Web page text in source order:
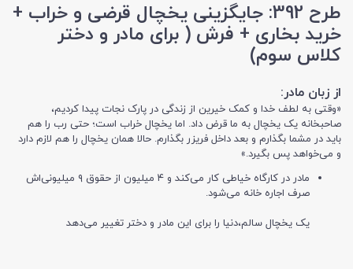
طرح 392: جایگزینی یخچال قرضی و خراب +
خرید بخاری + فرش ( برای مادر و دختر
کلاس سوم)
از زبان مادر:
«وقتی به لطف خدا و کمک خیرین از زندگی در پارک نجات پیدا کردیم،
صاحبخانه یک یخچال به ما قرض داد. اما یخچال خراب است؛ حتی رب را هم
باید در مشما بگذارم و بعد داخل فریزر بگذارم. حالا همان یخچال را هم لازم دارد
و می‌خواهد پس بگیرد.»
مادر در کارگاه خیاطی کار می‌کند و ۴ میلیون از حقوق ۹ میلیونی‌اش
صرف اجاره خانه می‌شود.
یک یخچال سالم،دنیا را برای این مادر و دختر تغییر می‌دهد